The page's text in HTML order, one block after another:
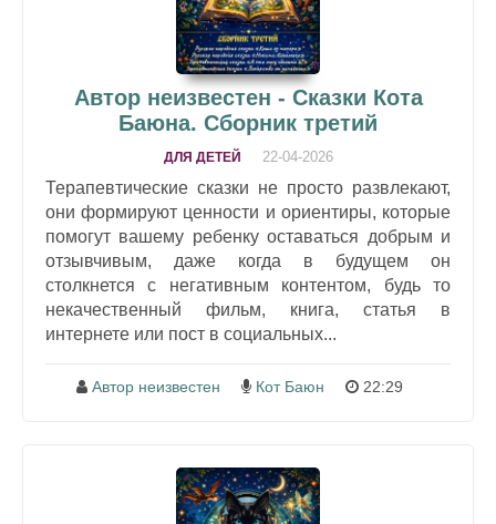
Автор неизвестен - Сказки Кота
Баюна. Сборник третий
ДЛЯ ДЕТЕЙ 22-04-2026
Терапевтические сказки не просто развлекают,
они формируют ценности и ориентиры, которые
помогут вашему ребенку оставаться добрым и
отзывчивым, даже когда в будущем он
столкнется с негативным контентом, будь то
некачественный фильм, книга, статья в
интернете или пост в социальных...
Автор неизвестен Кот Баюн 22:29